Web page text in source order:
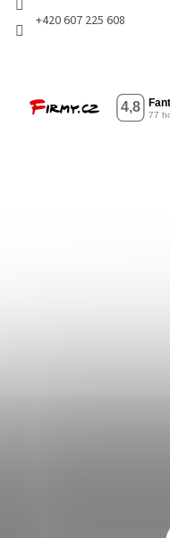
+420 607 225 608